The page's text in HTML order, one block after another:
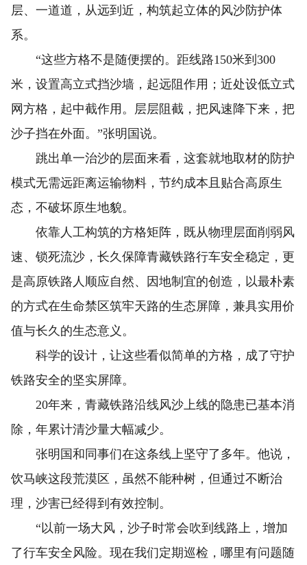
层、一道道，从远到近，构筑起立体的风沙防护体
系。
“这些方格不是随便摆的。距线路150米到300
米，设置高立式挡沙墙，起远阻作用；近处设低立式
网方格，起中截作用。层层阻截，把风速降下来，把
沙子挡在外面。”张明国说。
跳出单一治沙的层面来看，这套就地取材的防护
模式无需远距离运输物料，节约成本且贴合高原生
态，不破坏原生地貌。
依靠人工构筑的方格矩阵，既从物理层面削弱风
速、锁死流沙，长久保障青藏铁路行车安全稳定，更
是高原铁路人顺应自然、因地制宜的创造，以最朴素
的方式在生命禁区筑牢天路的生态屏障，兼具实用价
值与长久的生态意义。
科学的设计，让这些看似简单的方格，成了守护
铁路安全的坚实屏障。
20年来，青藏铁路沿线风沙上线的隐患已基本消
除，年累计清沙量大幅减少。
张明国和同事们在这条线上坚守了多年。他说，
饮马峡这段荒漠区，虽然不能种树，但通过不断治
理，沙害已经得到有效控制。
“以前一场大风，沙子时常会吹到线路上，增加
了行车安全风险。现在我们定期巡检，哪里有问题随